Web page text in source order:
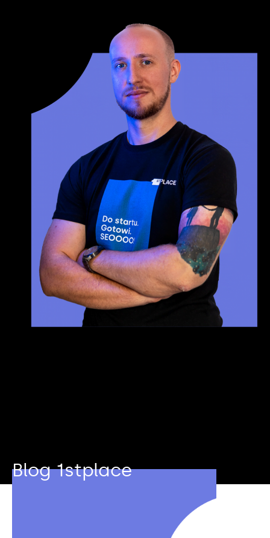
Blog 1stplace